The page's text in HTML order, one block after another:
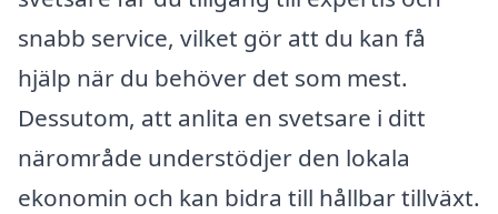
snabb service, vilket gör att du kan få
hjälp när du behöver det som mest.
Dessutom, att anlita en svetsare i ditt
närområde understödjer den lokala
ekonomin och kan bidra till hållbar tillväxt.